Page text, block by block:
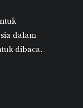
dalam
dibaca.